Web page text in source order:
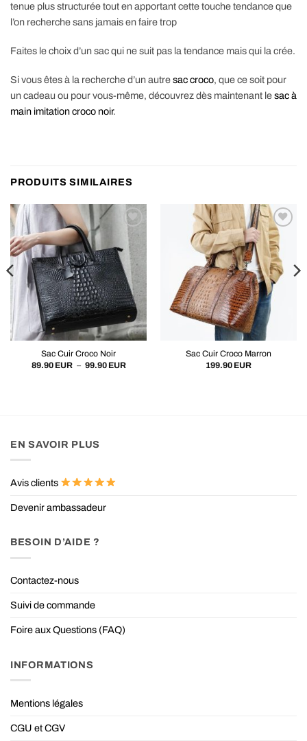
tenue plus structurée tout en apportant cette touche tendance que
l’on recherche sans jamais en faire trop
Faites le choix d’un sac qui ne suit pas la tendance mais qui la crée.
Si vous êtes à la recherche d’un autresac croco, que ce soit pour
un cadeau ou pour vous-même, découvrez dès maintenant lesac à
main imitation croco noir.
PRODUITS SIMILAIRES
Sac Cuir Croco Noir
89.90 EUR – 99.90 EURPlage
Sac Cuir Croco Marron
199.90 EUR
EN SAVOIR PLUS
Avis clients
Devenir ambassadeur
BESOIN D’AIDE ?
Contactez-nous
Suivi de commande
Foire aux Questions (FAQ)
INFORMATIONS
Mentions légales
CGU et CGV